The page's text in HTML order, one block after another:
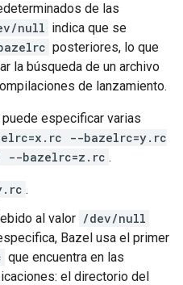
de las
null indica que se
posteriores, lo que
la búsqueda de un archivo
de lanzamiento.
especificar varias
--bazelrc=y.rc
--bazelrc=z.rc .
.
al valor /dev/null
Bazel usa el primer
que encuentra en las
el directorio del